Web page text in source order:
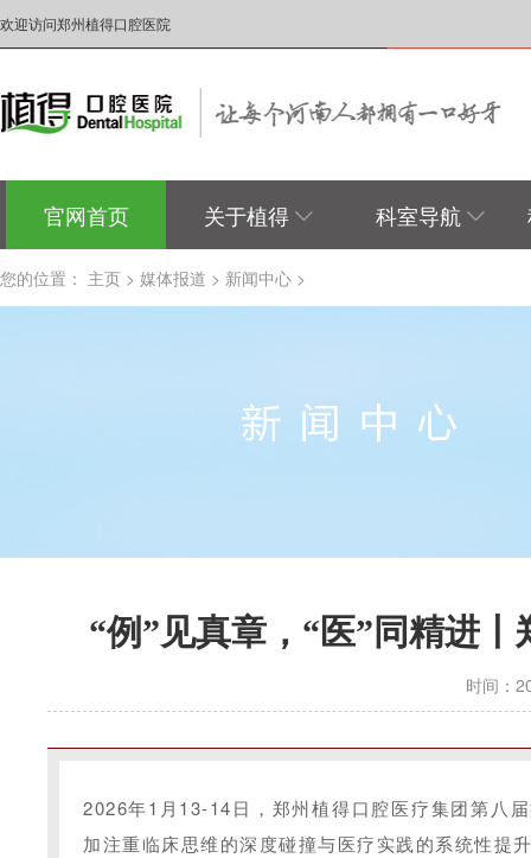
欢迎访问郑州植得口腔医院
官网首页 关于植得 科室导航
您的位置： 主页 > 媒体报道 > 新闻中心 >
“例”见真章，“医”同精进
时间：
2026年1月13-14日，郑州植得口腔医疗集团第八
加注重临床思维的深度碰撞与医疗实践的系统性提